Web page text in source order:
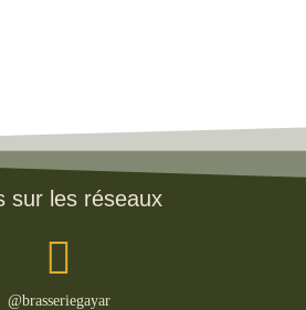
sur les réseaux
@brasseriegayar